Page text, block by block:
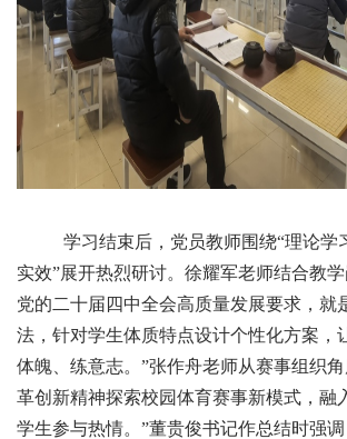
学习结束后，党员教师围绕“理论学
实效”展开热烈研讨。徐耀军老师结合教
党的二十届四中全会高质量发展要求，就
法，针对学生体质特点设计个性化方案，
体魄、练意志。”张作舟老师从赛事组织
革创新精神探索校园体育赛事新模式，融
学生参与热情。”董贵俊书记作总结时强